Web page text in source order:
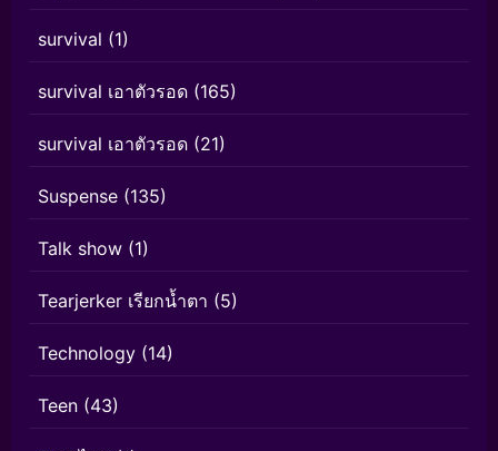
survival (1)
survival เอาตัวรอด (165)
survival เอาตัวรอด (21)
Suspense (135)
Talk show (1)
Tearjerker เรียกน้ำตา (5)
Technology (14)
Teen (43)